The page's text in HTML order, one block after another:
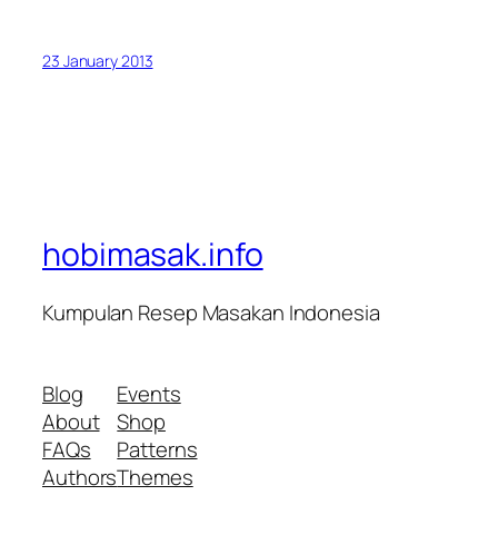
23 January 2013
hobimasak.info
Kumpulan Resep Masakan Indonesia
Blog
About
FAQs
Authors
Events
Shop
Patterns
Themes